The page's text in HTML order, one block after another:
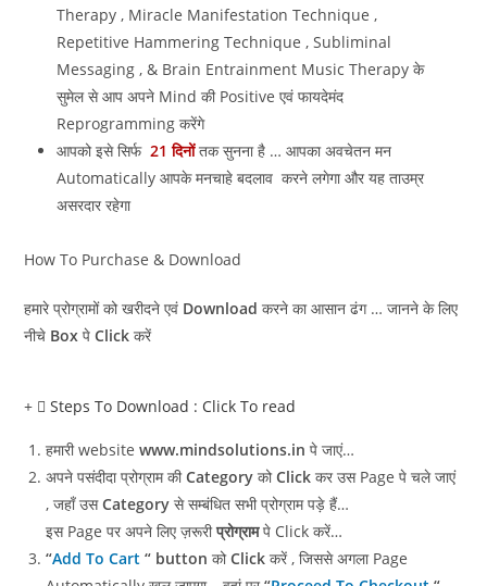
Therapy , Miracle Manifestation Technique ,
Repetitive Hammering Technique , Subliminal
Messaging , & Brain Entrainment Music Therapy के
सुमेल से आप अपने Mind की Positive एवं फायदेमंद
Reprogramming करेंगे
आपको इसे सिर्फ21 दिनोंतक सुनना है … आपका अवचेतन मन
Automatically आपके मनचाहे बदलाव करने लगेगा और यह ताउम्र
असरदार रहेगा
How To Purchase & Download
हमारे प्रोग्रामों को खरीदने एवं Download करने का आसान ढंग … जानने के लिए
नीचे Box पेClick करें
Steps To Download : Click To read
हमारी websitewww.mindsolutions.in पे जाएं…
अपने पसंदीदा प्रोग्राम कीCategory कोClick कर उस Page पे चले जाएं
, जहाँ उसCategory से सम्बंधित सभी प्रोग्राम पड़े हैं…
इस Page पर अपने लिए ज़रूरीप्रोग्रामपे Click करें…
“Add To Cart “ button कोClick करें , जिससे अगला Page